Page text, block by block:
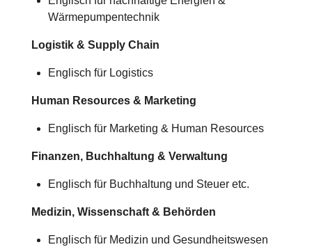
Wärmepumpentechnik
Logistik & Supply Chain
Englisch für Logistics
Human Resources & Marketing
Englisch für Marketing & Human Resources
Finanzen, Buchhaltung & Verwaltung
Englisch für Buchhaltung und Steuer etc.
Medizin, Wissenschaft & Behörden
Englisch für Medizin und Gesundheitswesen